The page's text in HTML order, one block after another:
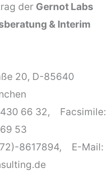
der Gernot Labs
& Interim
20, D-85640
66 32, Facsimile:
53
8617894, E-Mail: